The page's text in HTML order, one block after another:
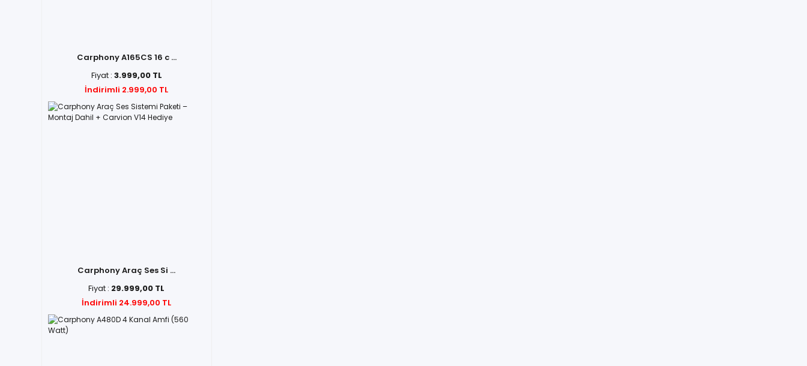
Carphony A165CS 16 c ...
Fiyat : 3.999,00 TL
İndirimli 2.999,00 TL
Carphony Araç Ses Si ...
Fiyat : 29.999,00 TL
İndirimli 24.999,00 TL